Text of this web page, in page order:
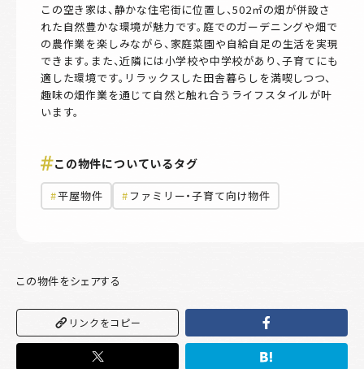
この空き家は、静かな住宅街に位置し、502㎡の畑が併設さ
れた自然豊かな環境が魅力です。庭でのガーデニングや畑で
の農作業を楽しみながら、家庭菜園や自給自足の生活を実現
できます。また、近隣には小学校や中学校があり、子育てにも
適した環境です。リラックスした田舎暮らしを満喫しつつ、
趣味の畑作業を通じて自然と触れ合うライフスタイルが叶
います。
この物件についているタグ
平屋物件 ファミリー・子育て向け物件
この物件をシェアする
リンクをコピー